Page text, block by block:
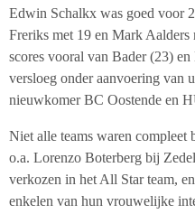
Edwin Schalkx was goed voor
Freriks met 19 en Mark
scores vooral van Bader (23)
versloeg onder aanvoering van
nieuwkomer BC Oostende en
Niet alle teams waren compleet
o.a. Lorenzo Boterberg bij
verkozen in het All Star team,
enkelen van hun vrouwelijke